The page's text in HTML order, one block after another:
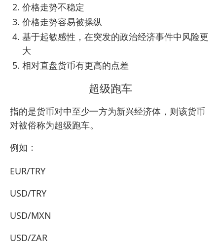
价格走势不稳定
价格走势容易被操纵
基于起敏感性，在突发的政治经济事件中风险更
大
相对直盘货币有更高的点差
超级跑车
指的是货币对中至少一方为新兴经济体，则该货币
对被俗称为超级跑车。
例如：
EUR/TRY
USD/TRY
USD/MXN
USD/ZAR